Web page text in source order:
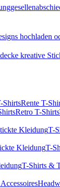
hochladen
kreative
ShirtsRente T-
Retro T-Shirts
KleidungT-
KleidungT-
T-Shirts &